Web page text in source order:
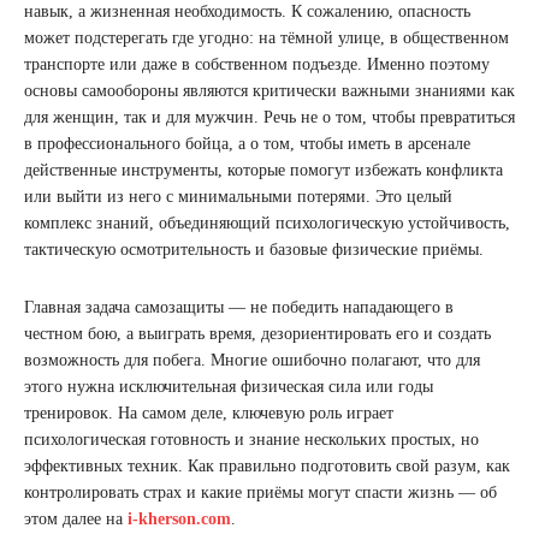
навык, а жизненная необходимость. К сожалению, опасность
может подстерегать где угодно: на тёмной улице, в общественном
транспорте или даже в собственном подъезде. Именно поэтому
основы самообороны являются критически важными знаниями как
для женщин, так и для мужчин. Речь не о том, чтобы превратиться
в профессионального бойца, а о том, чтобы иметь в арсенале
действенные инструменты, которые помогут избежать конфликта
или выйти из него с минимальными потерями. Это целый
комплекс знаний, объединяющий психологическую устойчивость,
тактическую осмотрительность и базовые физические приёмы.
Главная задача самозащиты — не победить нападающего в
честном бою, а выиграть время, дезориентировать его и создать
возможность для побега. Многие ошибочно полагают, что для
этого нужна исключительная физическая сила или годы
тренировок. На самом деле, ключевую роль играет
психологическая готовность и знание нескольких простых, но
эффективных техник. Как правильно подготовить свой разум, как
контролировать страх и какие приёмы могут спасти жизнь — об
этом далее на i-kherson.com